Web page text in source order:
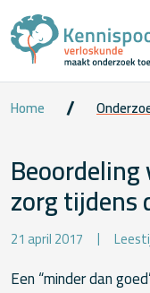
Home
zorg tijdens
21 april 2017
Een “minder dan